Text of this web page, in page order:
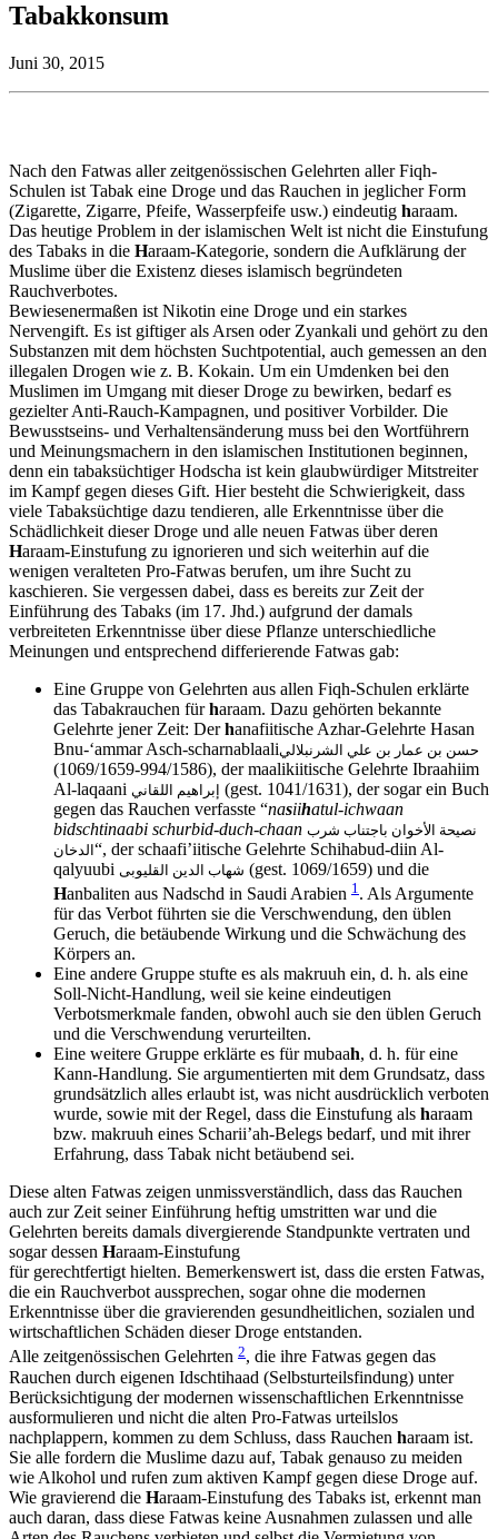
Tabakkonsum
Juni 30, 2015
Nach den Fatwas aller zeitgenössischen Gelehrten aller Fiqh-
Schulen ist Tabak eine Droge und das Rauchen in jeglicher Form
(Zigarette, Zigarre, Pfeife, Wasserpfeife usw.) eindeutig haraam.
Das heutige Problem in der islamischen Welt ist nicht die Einstufung
des Tabaks in die Haraam-Kategorie, sondern die Aufklärung der
Muslime über die Existenz dieses islamisch begründeten
Rauchverbotes.
Bewiesenermaßen ist Nikotin eine Droge und ein starkes
Nervengift. Es ist giftiger als Arsen oder Zyankali und gehört zu den
Substanzen mit dem höchsten Suchtpotential, auch gemessen an den
illegalen Drogen wie z. B. Kokain. Um ein Umdenken bei den
Muslimen im Umgang mit dieser Droge zu bewirken, bedarf es
gezielter Anti-Rauch-Kampagnen, und positiver Vorbilder. Die
Bewusstseins- und Verhaltensänderung muss bei den Wortführern
und Meinungsmachern in den islamischen Institutionen beginnen,
denn ein tabaksüchtiger Hodscha ist kein glaubwürdiger Mitstreiter
im Kampf gegen dieses Gift. Hier besteht die Schwierigkeit, dass
viele Tabaksüchtige dazu tendieren, alle Erkenntnisse über die
Schädlichkeit dieser Droge und alle neuen Fatwas über deren
Haraam-Einstufung zu ignorieren und sich weiterhin auf die
wenigen veralteten Pro-Fatwas berufen, um ihre Sucht zu
kaschieren. Sie vergessen dabei, dass es bereits zur Zeit der
Einführung des Tabaks (im 17. Jhd.) aufgrund der damals
verbreiteten Erkenntnisse über diese Pflanze unterschiedliche
Meinungen und entsprechend differierende Fatwas gab:
Eine Gruppe von Gelehrten aus allen Fiqh-Schulen erklärte
das Tabakrauchen fürharaam. Dazu gehörten bekannte
Gelehrte jener Zeit: Derhanafiitische Azhar-Gelehrte Hasan
Bnu-‘ammar Asch-scharnablaaliحسن بن عمار بن علي الشرنبلالي
(994/1586-1069/1659), der maalikiitische Gelehrte Ibraahiim
Al-laqaani إبراهيم اللقاني (gest. 1041/1631), der sogar ein Buch
gegen das Rauchen verfasste “nasiihatul-ichwaan
bidschtinaabi schurbid-duch-chaan نصيحة الأخوان باجتناب شرب
الدخان“, der schaafi’iitische Gelehrte Schihabud-diin Al-
qalyuubi شهاب الدين القليوبى (gest. 1069/1659) und die
Hanbaliten aus Nadschd in Saudi Arabien 1 . Als Argumente
für das Verbot führten sie die Verschwendung, den üblen
Geruch, die betäubende Wirkung und die Schwächung des
Körpers an.
Eine andere Gruppe stufte es als makruuh ein, d. h. als eine
Soll-Nicht-Handlung, weil sie keine eindeutigen
Verbotsmerkmale fanden, obwohl auch sie den üblen Geruch
und die Verschwendung verurteilten.
Eine weitere Gruppe erklärte es für mubaah, d. h. für eine
Kann-Handlung. Sie argumentierten mit dem Grundsatz, dass
grundsätzlich alles erlaubt ist, was nicht ausdrücklich verboten
wurde, sowie mit der Regel, dass die Einstufung als haraam
bzw. makruuh eines Scharii’ah-Belegs bedarf, und mit ihrer
Erfahrung, dass Tabak nicht betäubend sei.
Diese alten Fatwas zeigen unmissverständlich, dass das Rauchen
auch zur Zeit seiner Einführung heftig umstritten war und die
Gelehrten bereits damals divergierende Standpunkte vertraten und
sogar dessen Haraam-Einstufung
für gerechtfertigt hielten. Bemerkenswert ist, dass die ersten Fatwas,
die ein Rauchverbot aussprechen, sogar ohne die modernen
Erkenntnisse über die gravierenden gesundheitlichen, sozialen und
wirtschaftlichen Schäden dieser Droge entstanden.
Alle zeitgenössischen Gelehrten 2, die ihre Fatwas gegen das
Rauchen durch eigenen Idschtihaad (Selbsturteilsfindung) unter
Berücksichtigung der modernen wissenschaftlichen Erkenntnisse
ausformulieren und nicht die alten Pro-Fatwas urteilslos
nachplappern, kommen zu dem Schluss, dass Rauchen haraam ist.
Sie alle fordern die Muslime dazu auf, Tabak genauso zu meiden
wie Alkohol und rufen zum aktiven Kampf gegen diese Droge auf.
Wie gravierend die Haraam-Einstufung des Tabaks ist, erkennt man
auch daran, dass diese Fatwas keine Ausnahmen zulassen und alle